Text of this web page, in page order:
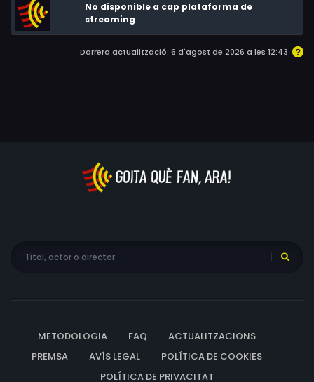
No disponible a cap plataforma de
streaming
Darrera actualització: 6 d'agost de 2026 a les 12:43
METODOLOGIA FAQ
ACTUALITZACIONS
PREMSA
AVÍS LEGAL
POLÍTICA DE COOKIES
POLÍTICA DE PRIVACITAT